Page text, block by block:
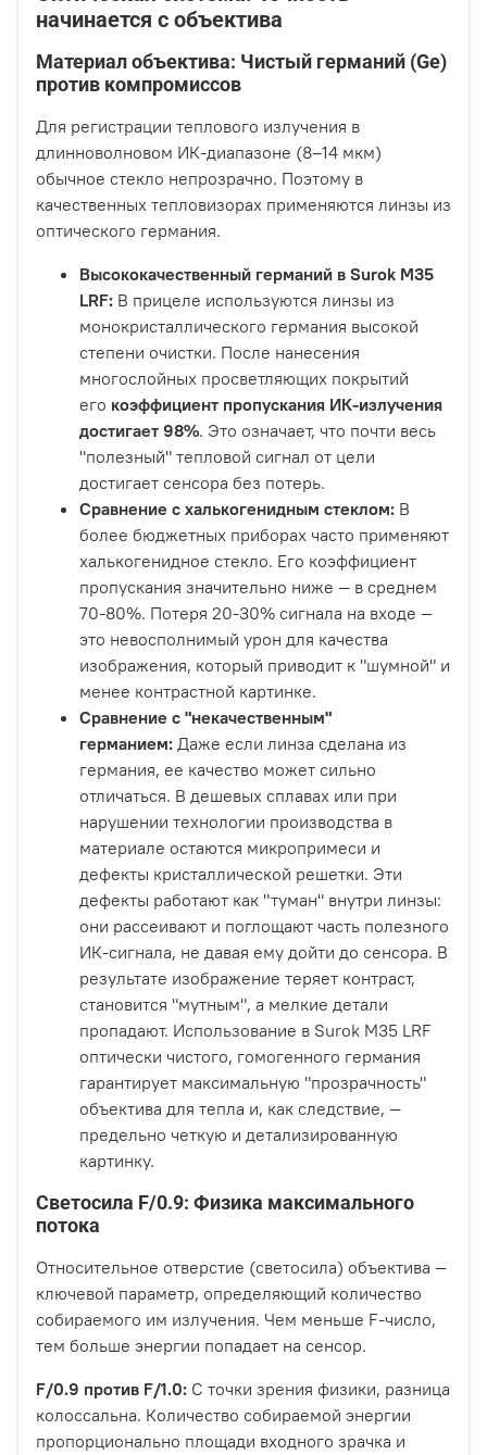
начинается с объектива
Материал объектива: Чистый германий (Ge)
против компромиссов
Для регистрации теплового излучения в
длинноволновом ИК-диапазоне (8–14 мкм)
обычное стекло непрозрачно. Поэтому в
качественных тепловизорах применяются линзы из
оптического германия.
Высококачественный германий в Surok M35
LRF: В прицеле используются линзы из
монокристаллического германия высокой
степени очистки. После нанесения
многослойных просветляющих покрытий
его коэффициент пропускания ИК-излучения
достигает 98%. Это означает, что почти весь
"полезный" тепловой сигнал от цели
достигает сенсора без потерь.
Сравнение с халькогенидным стеклом: В
более бюджетных приборах часто применяют
халькогенидное стекло. Его коэффициент
пропускания значительно ниже — в среднем
70-80%. Потеря 20-30% сигнала на входе —
это невосполнимый урон для качества
изображения, который приводит к "шумной" и
менее контрастной картинке.
Сравнение с "некачественным"
германием: Даже если линза сделана из
германия, ее качество может сильно
отличаться. В дешевых сплавах или при
нарушении технологии производства в
материале остаются микропримеси и
дефекты кристаллической решетки. Эти
дефекты работают как "туман" внутри линзы:
они рассеивают и поглощают часть полезного
ИК-сигнала, не давая ему дойти до сенсора. В
результате изображение теряет контраст,
становится "мутным", а мелкие детали
пропадают. Использование в Surok M35 LRF
оптически чистого, гомогенного германия
гарантирует максимальную "прозрачность"
объектива для тепла и, как следствие, —
предельно четкую и детализированную
картинку.
Светосила F/0.9: Физика максимального
потока
Относительное отверстие (светосила) объектива —
ключевой параметр, определяющий количество
собираемого им излучения. Чем меньше F-число,
тем больше энергии попадает на сенсор.
F/0.9 против F/1.0: С точки зрения физики, разница
колоссальна. Количество собираемой энергии
пропорционально площади входного зрачка и